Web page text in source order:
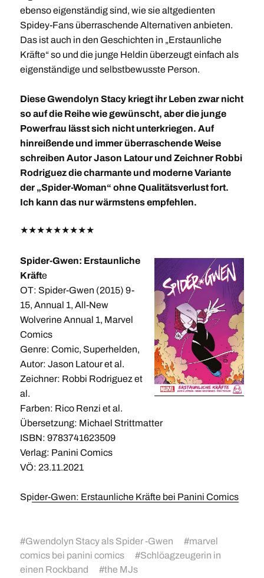
ebenso eigenständig sind, wie sie altgedienten
Spidey-Fans überraschende Alternativen anbieten.
Das ist auch in den Geschichten in „Erstaunliche
Kräfte“ so und die junge Heldin überzeugt einfach als
eigenständige und selbstbewusste Person.
Diese Gwendolyn Stacy kriegt ihr Leben zwar nicht
so auf die Reihe wie gewünscht, aber die junge
Powerfrau lässt sich nicht unterkriegen. Auf
hinreißende und immer überraschende Weise
schreiben Autor Jason Latour und Zeichner Robbi
Rodriguez die charmante und moderne Variante
der „Spider-Woman“ ohne Qualitätsverlust fort.
Ich kann das nur wärmstens empfehlen.
★★★★★★★★★
Spider-Gwen: Erstaunliche
Kräfte
OT: Spider-Gwen (2015) 9-
15, Annual 1, All-New
Wolverine Annual 1, Marvel
Comics
Genre: Comic, Superhelden,
Autor: Jason Latour et al.
Zeichner: Robbi Rodriguez et
al.
Farben: Rico Renzi et al.
Übersetzung: Michael Strittmatter
ISBN: 9783741623509
Verlag: Panini Comics
VÖ: 23.11.2021
Spider-Gwen: Erstaunliche Kräfte bei Panini Comics
#Gwendolyn Stacy als Spider -Gwen #marvel
comics bei panini comics
#Schlöagzeugerin in
einen Rockband
#the MJs